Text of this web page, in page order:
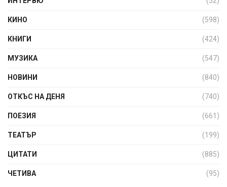
КИНО (598)
КНИГИ (424)
МУЗИКА (547)
НОВИНИ (840)
ОТКЪС НА ДЕНЯ (740)
ПОЕЗИЯ (661)
ТЕАТЪР (199)
ЦИТАТИ (885)
ЧЕТИВА (95)